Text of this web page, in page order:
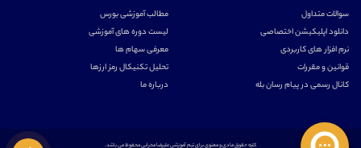
سوالات متداول
دانلود اپلیکیشن اختصاصی
نرم افزار های کاربردی
قوانین و مقررات
کانال رسمی در پیام رسان بله
مطالب آموزشی بورس
لیست دوره های آموزشی
معرفی سهام ها
تحلیل تکنیکال رمز ارزها
درباره ما
کلیه حقوق مادی و معنوی برای تیم آموزشی علیرضا محرابی محفوظ می باشد.